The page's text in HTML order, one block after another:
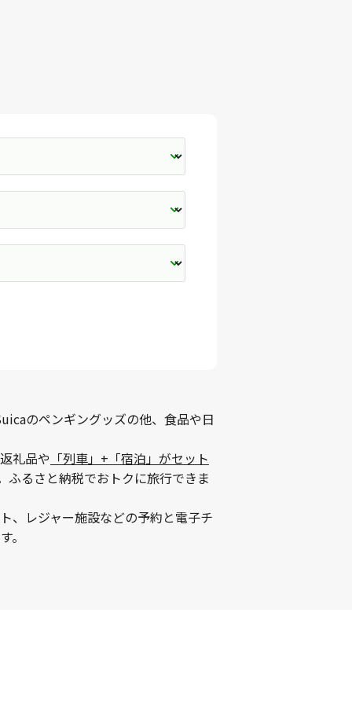
のペンギングッズの他、食品や日
礼品や 「列車」+「宿泊」がセット
ふるさと納税でおトクに旅行できま
、レジャー施設などの予約と電子チ
。